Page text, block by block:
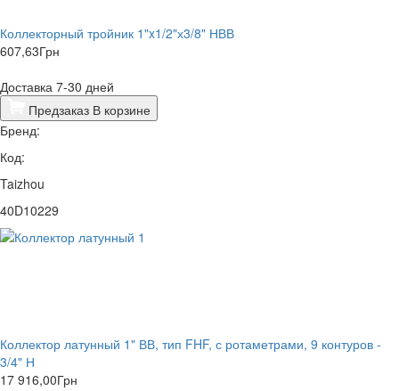
Коллекторный тройник 1"x1/2"х3/8" НВВ
607,63Грн
Доставка 7-30 дней
Предзаказ В корзине
Бренд:
Код:
Taizhou
40D10229
Коллектор латунный 1" ВВ, тип FHF, с ротаметрами, 9 контуров -
3/4" Н
17 916,00Грн